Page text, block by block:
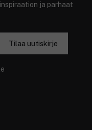
ja parhaat
Tilaa uutiskirje